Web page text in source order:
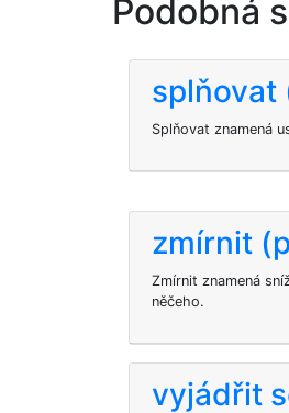
Podobná
splňovat
Splňovat znamená
zmírnit
Zmírnit znamená
něčeho.
vyjádřit